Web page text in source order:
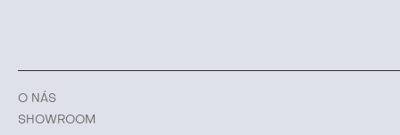
O NÁS
SHOWROOM